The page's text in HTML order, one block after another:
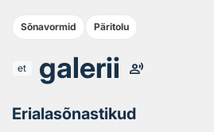
Sõnavormid Päritolu
et galerii record_voice_over
Erialasõnastikud